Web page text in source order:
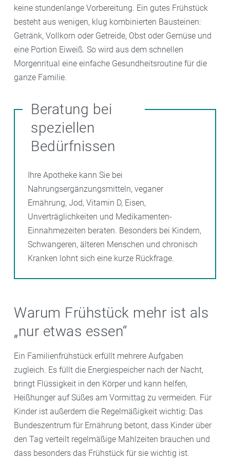
keine stundenlange Vorbereitung. Ein gutes Frühstück
besteht aus wenigen, klug kombinierten Bausteinen:
Getränk, Vollkorn oder Getreide, Obst oder Gemüse und
eine Portion Eiweiß. So wird aus dem schnellen
Morgenritual eine einfache Gesundheitsroutine für die
ganze Familie.
Beratung bei
speziellen
Bedürfnissen
Ihre Apotheke kann Sie bei
Nahrungsergänzungsmitteln, veganer
Ernährung, Jod, Vitamin D, Eisen,
Unverträglichkeiten und Medikamenten-
Einnahmezeiten beraten. Besonders bei Kindern,
Schwangeren, älteren Menschen und chronisch
Kranken lohnt sich eine kurze Rückfrage.
Warum Frühstück mehr ist als
„nur etwas essen“
Ein Familienfrühstück erfüllt mehrere Aufgaben
zugleich. Es füllt die Energiespeicher nach der Nacht,
bringt Flüssigkeit in den Körper und kann helfen,
Heißhunger auf Süßes am Vormittag zu vermeiden. Für
Kinder ist außerdem die Regelmäßigkeit wichtig: Das
Bundeszentrum für Ernährung betont, dass Kinder über
den Tag verteilt regelmäßige Mahlzeiten brauchen und
dass besonders das Frühstück für sie wichtig ist.